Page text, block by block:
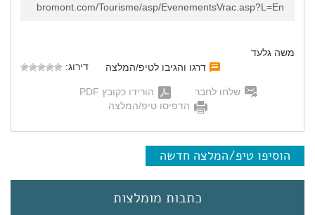
bromont.com/Tourisme/asp/EvenementsVrac.asp?L=En
משה גלעד
דרגו והגיבו לטיפ/המלצה
דירוג:
שלחו לחבר
הורידו כקובץ PDF
הדפיסו טיפ/המלצה
הוסיפו טיפ/המלצה חדשה
כתבות מומלצות